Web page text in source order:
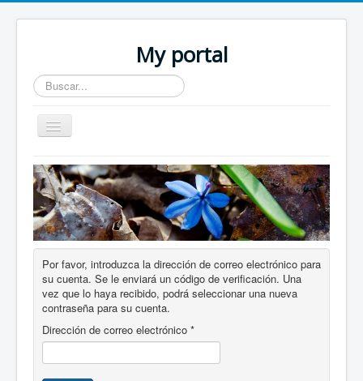
My portal
Buscar...
Toggle
Navigation
Home
Por favor, introduzca la dirección de correo electrónico para
su cuenta. Se le enviará un código de verificación. Una
vez que lo haya recibido, podrá seleccionar una nueva
contraseña para su cuenta.
Dirección de correo electrónico *